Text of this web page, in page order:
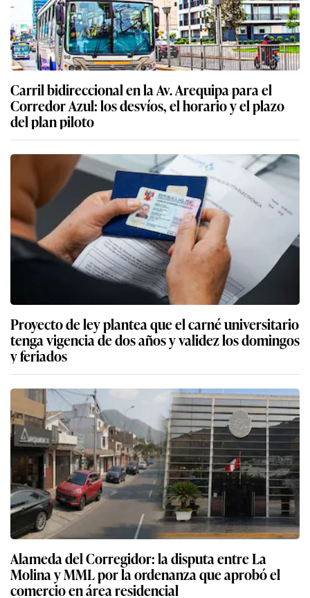
Carril bidireccional en la Av. Arequipa para el
Corredor Azul: los desvíos, el horario y el plazo
del plan piloto
Proyecto de ley plantea que el carné universitario
tenga vigencia de dos años y validez los domingos
y feriados
Alameda del Corregidor: la disputa entre La
Molina y MML por la ordenanza que aprobó el
comercio en área residencial